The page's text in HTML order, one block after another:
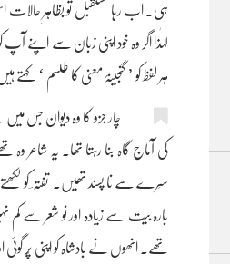
ہی۔ اب رہا مستقبل تو بظاہرِ حالات
لہٰذا اگر وہ خود اپنی زبان سے اپنے
ہر لفظ کو ’ گنجینۂ معنی کا طلسم ‘
چار جزو کا وہ دیوان جس میں
کی آماج گاہ بنا رہتا تھا۔ یہ
سِرے سے نا پسند تھیں۔ تفتہ ؔ کو
بارہ بیت سے زیادہ اور نو شعر سے
تھے۔ انھوں نے بادشاہ کو اپنی پُر